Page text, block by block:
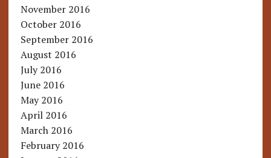
November 2016
October 2016
September 2016
August 2016
July 2016
June 2016
May 2016
April 2016
March 2016
February 2016